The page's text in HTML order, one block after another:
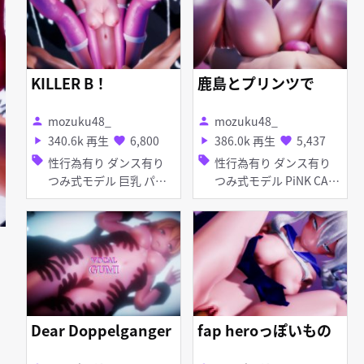
KILLER B！
person mozuku48_
play_arrow 340.6k 再生 favorite 6,800
sell 性行為有り ダンス有り
つみ式モデル 巨乳 パイ
ズリ
鹿島とプリンツで
person mozuku48_
play_arrow 386.0k 再生 favorite 5,437
sell 性行為有り ダンス有り
つみ式モデル PiNK CAT
巨乳 足コキ
Dear Doppelganger fap heroっぽいもの